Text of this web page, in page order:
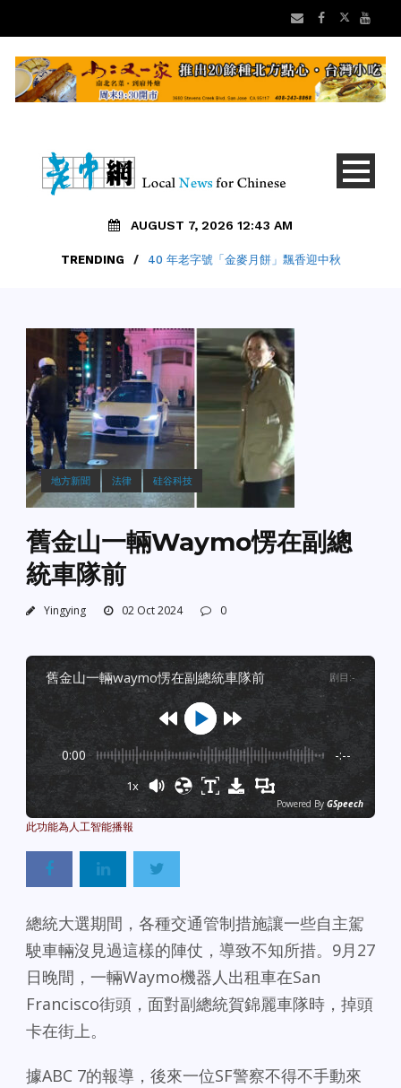
AUGUST 7, 2026 12:43 AM
TRENDING / 40 年老字號「金麥月餅」飄香迎中秋
地方新聞 法律 硅谷科技
舊金山一輛Waymo愣在副總
統車隊前
Yingying 02 Oct 2024 0
舊金山一輛waymo愣在副總統車隊前 剧目 :-
0:00 -:--
1x
Powered By GSpeech
總統大選期間，各種交通管制措施讓一些自主駕
駛車輛沒見過這樣的陣仗，導致不知所措。9月27
日晚間，一輛Waymo機器人出租車在San
Francisco街頭，面對副總統賀錦麗車隊時，掉頭
卡在街上。
據ABC 7的報導，後來一位SF警察不得不手動來